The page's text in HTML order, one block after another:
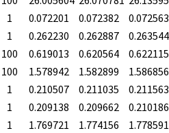
1 0.072201 0.072382
0.072563
1 0.262230 0.262887
0.263544
100 0.619013 0.620564
0.622115
100 1.578942 1.582899
1.586856
1 0.210507 0.211035
0.211563
1 0.209138 0.209662
0.210186
1 1.769721 1.774156
1.778591